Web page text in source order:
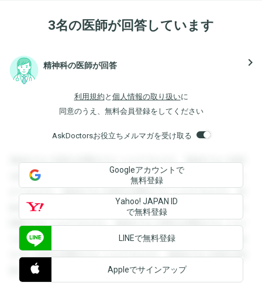
3名の医師が回答しています
精神科の医師が回答 navigate_next
利用規約 と 個人情報の取り扱いに
同意のうえ、無料会員登録をしてください
AskDoctorsお役立ちメルマガを受け取る
登録すると回答を閲覧することができます。登録すると回答
を閲覧することができます。登録すると回答を閲覧すること
ができます。登録すると回答を閲覧することができます。登
録すると回答を閲覧することができます。登録すると回答を
閲覧することができます。登録すると回答を閲覧することが
できます。登録すると回答を閲覧することができます。登録
すると回答を閲覧することができます。登録すると回答を閲
覧することができます。
Googleアカウントで
無料登録
Yahoo! JAPAN ID
で無料登録
LINEで無料登録
Appleでサインアップ